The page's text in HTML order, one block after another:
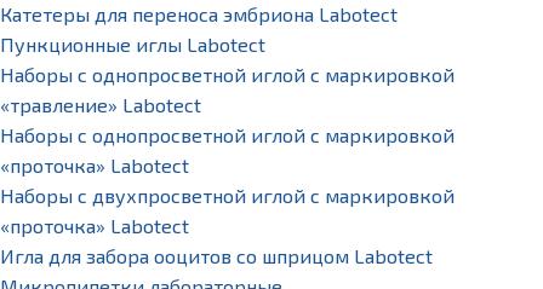
Катетеры для переноса эмбриона Labotect
Пункционные иглы Labotect
Наборы с однопросветной иглой с маркировкой
«травление» Labotect
Наборы с однопросветной иглой с маркировкой
«проточка» Labotect
Наборы с двухпросветной иглой с маркировкой
«проточка» Labotect
Игла для забора ооцитов со шприцом Labotect